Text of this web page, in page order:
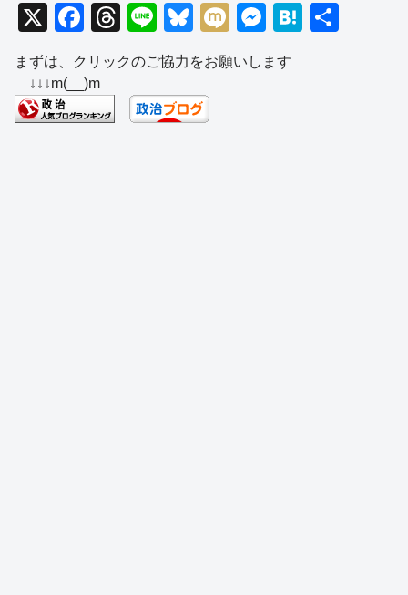
X
F
a
c
e
b
T
hr
e
a
d
Li
n
e
Bl
u
e
sk
y
M
ixi
M
e
ss
H
まずは、クリックのご協力をお願いします
↓↓↓m(__)m